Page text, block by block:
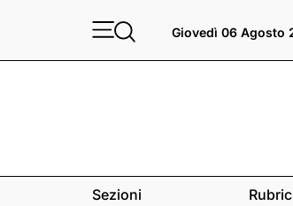
Giovedì 06 Agosto
Sezioni